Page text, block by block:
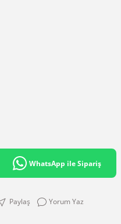
WhatsApp ile Sipariş
Paylaş Yorum Yaz